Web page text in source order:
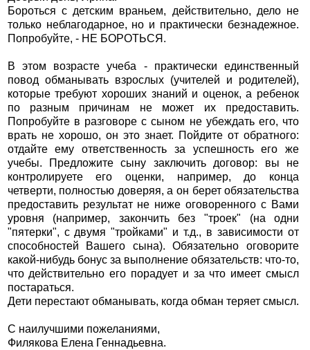
Бороться с детским враньем, действительно, дело не
только неблагодарное, но и практически безнадежное.
Попробуйте, - НЕ БОРОТЬСЯ.
В этом возрасте учеба - практически единственный
повод обманывать взрослых (учителей и родителей),
которые требуют хороших знаний и оценок, а ребенок
по разным причинам не может их предоставить.
Попробуйте в разговоре с сыном не убеждать его, что
врать не хорошо, он это знает. Пойдите от обратного:
отдайте ему ответственность за успешность его же
учебы. Предложите сыну заключить договор: вы не
контролируете его оценки, например, до конца
четверти, полностью доверяя, а он берет обязательства
предоставить результат не ниже оговоренного с Вами
уровня (например, закончить без "троек" (на одни
"пятерки", с двумя "тройками" и т.д., в зависимости от
способностей Вашего сына). Обязательно оговорите
какой-нибудь бонус за выполнение обязательств: что-то,
что действительно его порадует и за что имеет смысл
постараться.
Дети перестают обманывать, когда обман теряет смысл.
С наилучшими пожеланиями,
Филякова Елена Геннадьевна.